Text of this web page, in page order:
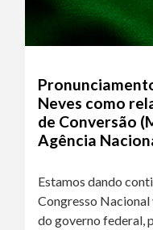
Neves como
de Conversão
Agência
Estamos dando
Congresso
do governo federal,